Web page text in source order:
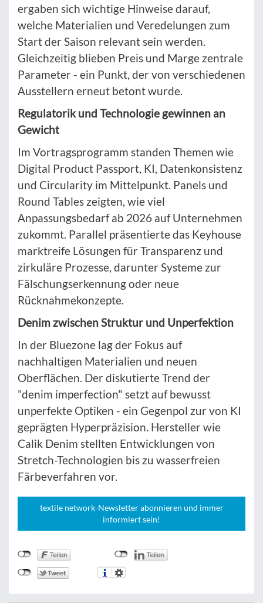
ergaben sich wichtige Hinweise darauf,
welche Materialien und Veredelungen zum
Start der Saison relevant sein werden.
Gleichzeitig blieben Preis und Marge zentrale
Parameter - ein Punkt, der von verschiedenen
Ausstellern erneut betont wurde.
Regulatorik und Technologie gewinnen an
Gewicht
Im Vortragsprogramm standen Themen wie
Digital Product Passport, KI, Datenkonsistenz
und Circularity im Mittelpunkt. Panels und
Round Tables zeigten, wie viel
Anpassungsbedarf ab 2026 auf Unternehmen
zukommt. Parallel präsentierte das Keyhouse
marktreife Lösungen für Transparenz und
zirkuläre Prozesse, darunter Systeme zur
Fälschungserkennung oder neue
Rücknahmekonzepte.
Denim zwischen Struktur und Unperfektion
In der Bluezone lag der Fokus auf
nachhaltigen Materialien und neuen
Oberflächen. Der diskutierte Trend der
"denim imperfection" setzt auf bewusst
unperfekte Optiken - ein Gegenpol zur von KI
geprägten Hyperpräzision. Hersteller wie
Calik Denim stellten Entwicklungen von
Stretch-Technologien bis zu wasserfreien
Färbeverfahren vor.
textile network-Newsletter abonnieren und immer
informiert sein!